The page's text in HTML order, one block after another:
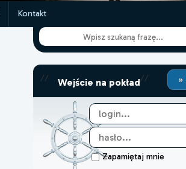
Kontakt
// Wejście na pokład//
Zapamiętaj mnie